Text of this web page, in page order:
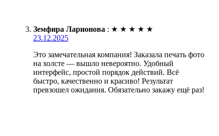
Земфира Ларионова : ★ ★ ★ ★ ★
23.12.2025
Это замечательная компания! Заказала печать фото
на холсте — вышло невероятно. Удобный
интерфейс, простой порядок действий. Всё
быстро, качественно и красиво! Результат
превзошел ожидания. Обязательно закажу ещё раз!